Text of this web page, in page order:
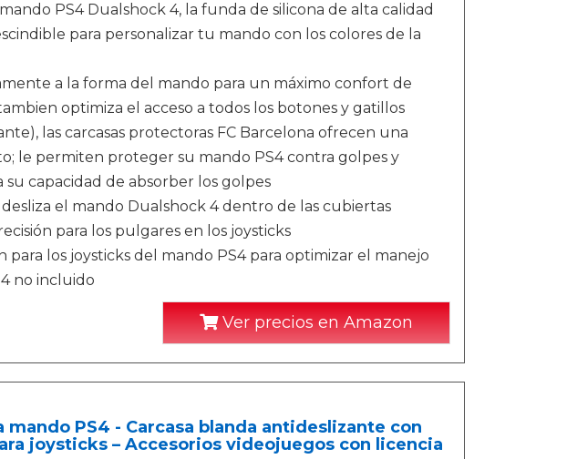
PS4 Dualshock 4, la funda de silicona de alta calidad
para personalizar tu mando con los colores de la
a la forma del mando para un máximo confort de
optimiza el acceso a todos los botones y gatillos
las carcasas protectoras FC Barcelona ofrecen una
le permiten proteger su mando PS4 contra golpes y
su capacidad de absorber los golpes
el mando Dualshock 4 dentro de las cubiertas
para los pulgares en los joysticks
para los joysticks del mando PS4 para optimizar el manejo
no incluido
Ver precios en Amazon
PS4 - Carcasa blanda antideslizante con
joysticks – Accesorios videojuegos con licencia